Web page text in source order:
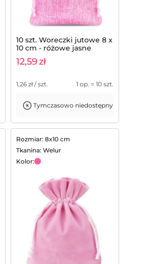
10 szt. Woreczki jutowe 8 x
10 cm - różowe jasne
12,59zł
1,26 zł / szt. 1 op. = 10 szt.
Tymczasowo niedostępny
Rozmiar: 8x10 cm
Tkanina: Welur
Kolor: